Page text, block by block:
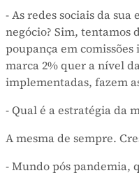
- As redes sociais da
negócio? Sim, tentamos
poupança em
marca 2% quer a nível
implementadas, fazem
- Qual é a estratégia da
A mesma de sempre.
- Mundo pós pandemia,